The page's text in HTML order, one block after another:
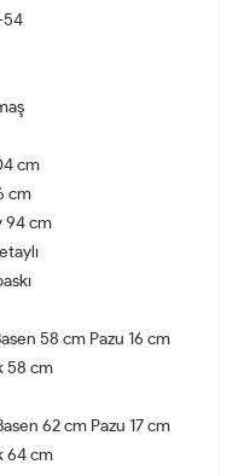
54
cm
cm
94 cm
58 cm Pazu 16 cm
58 cm
62 cm Pazu 17 cm
64 cm